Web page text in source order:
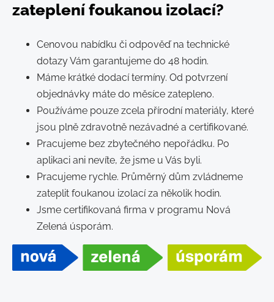
zateplení foukanou izolací?
Cenovou nabídku či odpověď na technické
dotazy Vám garantujeme do 48 hodin.
Máme krátké dodací termíny. Od potvrzení
objednávky máte do měsíce zatepleno.
Používáme pouze zcela přírodní materiály, které
jsou plně zdravotně nezávadné a certifikované.
Pracujeme bez zbytečného nepořádku. Po
aplikaci ani nevíte, že jsme u Vás byli.
Pracujeme rychle. Průměrný dům zvládneme
zateplit foukanou izolací za několik hodin.
Jsme certifikovaná firma v programu Nová
Zelená úsporám.